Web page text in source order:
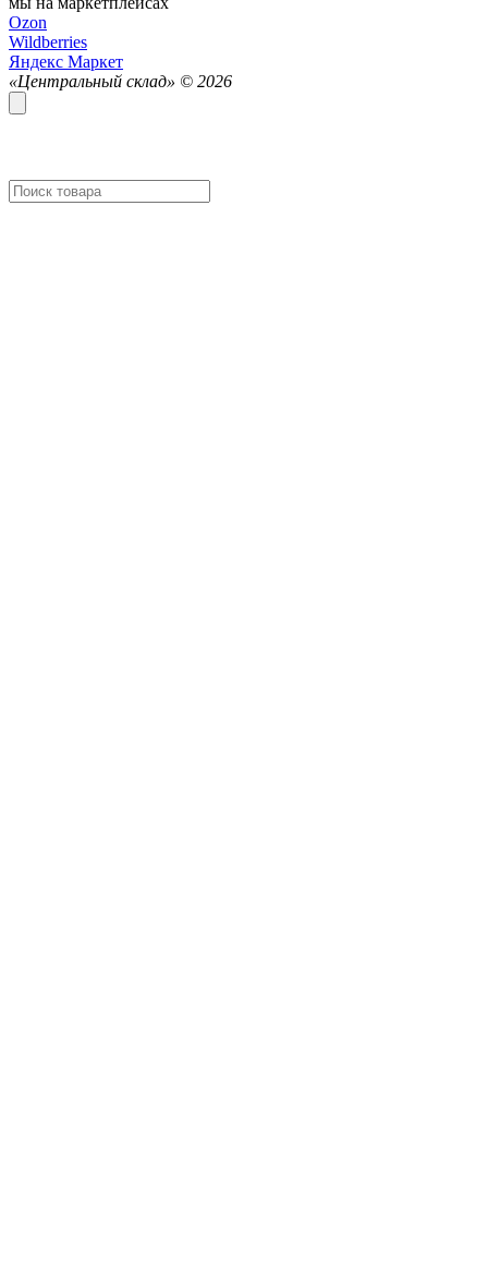
Ozon
Wildberries
Яндекс Маркет
«Центральный склад» © 2026